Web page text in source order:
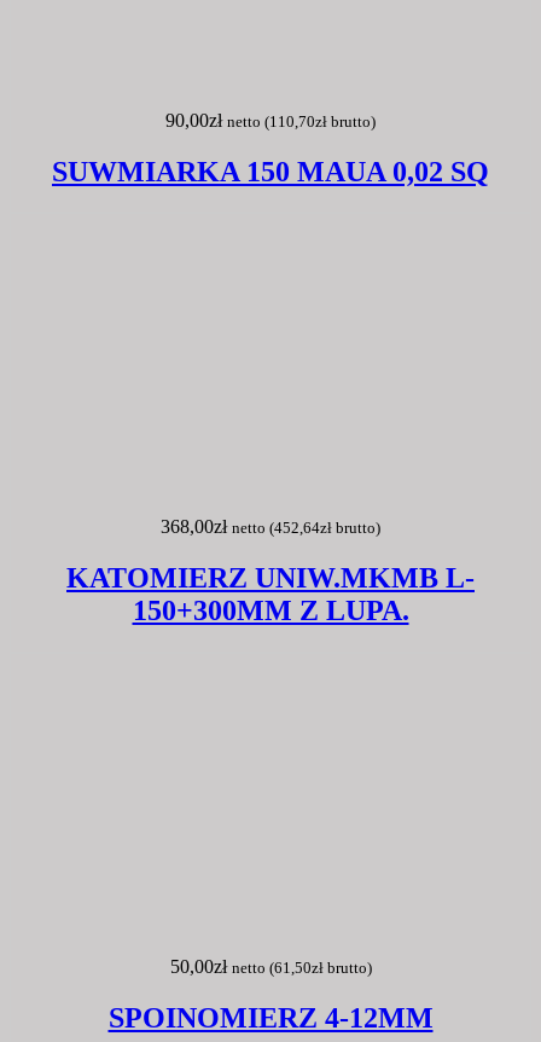
90,00zł netto (110,70zł brutto)
SUWMIARKA 150 MAUA 0,02 SQ
368,00zł netto (452,64zł brutto)
KATOMIERZ UNIW.MKMB L-
150+300MM Z LUPA.
50,00zł netto (61,50złbrutto)
SPOINOMIERZ 4-12MM